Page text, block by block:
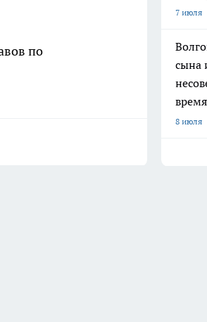
по
7 июля
сына
8 июля